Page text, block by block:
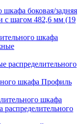
шкафа боковая/задняя
с шагом 482,6 мм (19
шкафа
распределительного
Профиль
шкафа
распределительного